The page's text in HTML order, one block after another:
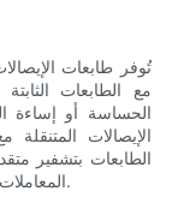
تُوفر طابعات
مع الطابعات
الحساسة أو إساءة
الإيصالات المتنقلة
الطابعات بتشفير
المعاملات الحساسة من الوصول غير المصرح به أو التنصت.